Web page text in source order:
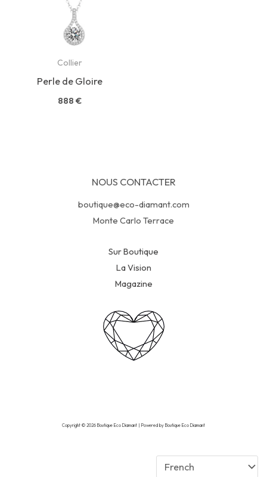
Collier
Perle de Gloire
888 €
NOUS CONTACTER
boutique@eco-diamant.com
Monte Carlo Terrace
Sur Boutique
La Vision
Magazine
Copyright © 2026 Boutique Eco Diamant | Powered by Boutique Eco Diamant